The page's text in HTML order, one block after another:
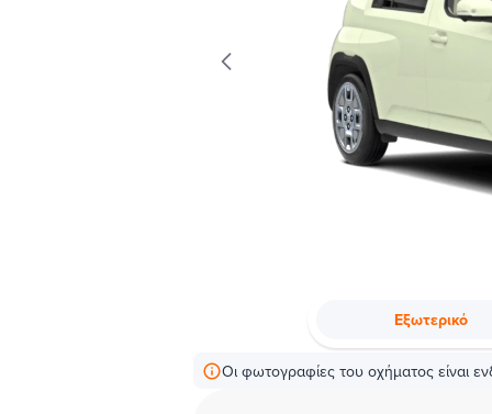
Εξωτερικό
Οι φωτογραφίες του οχήματος είναι